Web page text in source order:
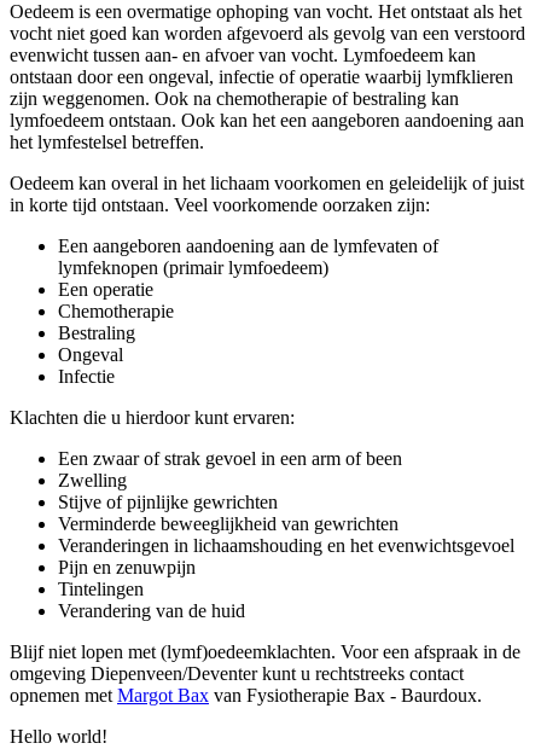
Oedeem is een overmatige ophoping van vocht. Het ontstaat als het
vocht niet goed kan worden afgevoerd als gevolg van een verstoord
evenwicht tussen aan- en afvoer van vocht. Lymfoedeem kan
ontstaan door een ongeval, infectie of operatie waarbij lymfklieren
zijn weggenomen. Ook na chemotherapie of bestraling kan
lymfoedeem ontstaan. Ook kan het een aangeboren aandoening aan
het lymfestelsel betreffen.
Oedeem kan overal in het lichaam voorkomen en geleidelijk of juist
in korte tijd ontstaan. Veel voorkomende oorzaken zijn:
Een aangeboren aandoening aan de lymfevaten of
lymfeknopen (primair lymfoedeem)
Een operatie
Chemotherapie
Bestraling
Ongeval
Infectie
Klachten die u hierdoor kunt ervaren:
Een zwaar of strak gevoel in een arm of been
Zwelling
Stijve of pijnlijke gewrichten
Verminderde beweeglijkheid van gewrichten
Veranderingen in lichaamshouding en het evenwichtsgevoel
Pijn en zenuwpijn
Tintelingen
Verandering van de huid
Blijf niet lopen met (lymf)oedeemklachten. Voor een afspraak in de
omgeving Diepenveen/Deventer kunt u rechtstreeks contact
opnemen met Margot Bax van Fysiotherapie Bax - Baurdoux.
Hello world!